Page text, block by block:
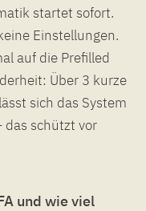
startet sofort.
Einstellungen.
auf die Prefilled
Über 3 kurze
sich das System
das schützt vor
und wie viel